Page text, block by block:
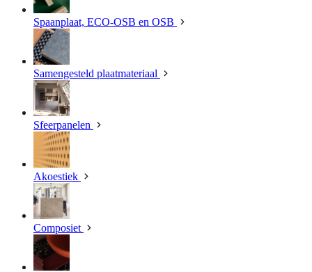
Spaanplaat, ECO-OSB en OSB
Samengesteld plaatmateriaal
Sfeerpanelen
Akoestiek
Composiet